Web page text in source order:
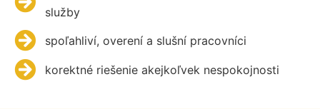
služby
spoľahliví, overení a slušní pracovníci
korektné riešenie akejkoľvek nespokojnosti